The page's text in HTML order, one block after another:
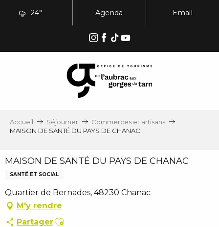
24° Agenda Email
Accueil Séjourner
Commerces et artisans
MAISON DE SANTÉ DU PAYS DE CHANAC
MAISON DE SANTÉ DU PAYS DE CHANAC
SANTÉ ET SOCIAL
Quartier de Bernades, 48230 Chanac
M'y rendre
PartagerAjouter aux favoris